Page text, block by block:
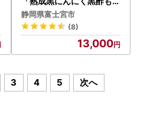
み」９０粒×２セット ６
０日分 健康食品 サプリメ
ント 加工食品
静岡県富士宮市
(8)
13,000
3 4 5 次へ